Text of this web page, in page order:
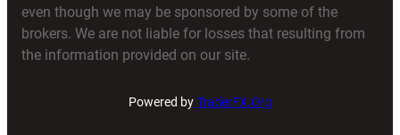
even though we may be sponsored by some of the
brokers. We are not liable for losses that resulting from
the information provided on our site.
Powered byTraderFX.Org